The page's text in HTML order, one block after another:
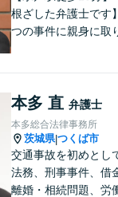
根ざした弁護士です
つの事件に親身に取
把握した上で、正当
守るために丁寧な対
ます。
本多 直 弁護士
本多総合法律事務所
茨城県|つくば市
交通事故を初めとし
法務、刑事事件、借
離婚・相続問題、労